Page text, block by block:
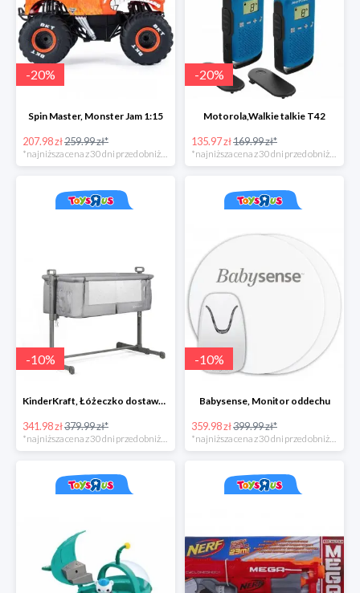
-20%
Spin Master, Monster Jam 1:15
207.98 zł259.99 zł*
*najniższa cena z 30 dni przed obniżką
-20%
Motorola,Walkie talkie T42
135.97 zł169.99 zł*
*najniższa cena z 30 dni przed obniżką
-10%
KinderKraft, Łóżeczko dostawne NESTE, szary
341.98 zł379.99 zł*
-10%
Babysense, Monitor oddechu
359.98 zł399.99 zł*